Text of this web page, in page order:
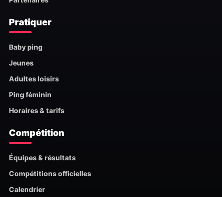
Pratiquer
Baby ping
Jeunes
Adultes loisirs
Ping féminin
Horaires & tarifs
Compétition
Équipes & résultats
Compétitions officielles
Calendrier